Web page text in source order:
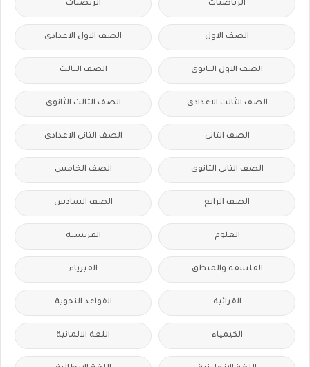
الرياضيات الريضيات
الصف الاول الصف الاول الاعدادى
الصف الاول الثانوى الصف الثالث
الصف الثالث الاعدادى الصف الثالث الثانوى
الصف الثانى الصف الثانى الاعدادى
الصف الثانى الثانوى الصف الخامس
الصف الرابع الصف السادس
العلوم الفرنسيه
الفلسفة والمنطق الفيزياء
القرائية القواعد النحوية
الكيمياء اللغة الالمانية